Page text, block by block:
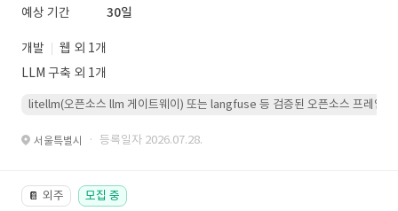
예상 기간
30일
개발
웹 외 1개
LLM 구축 외 1개
litellm(오픈소스 llm 게이트웨이) 또는 langfuse 등 검증된 오픈소스 프레임워
서울특별시 · 등록일자 2026.07.28.
📔 외주 모집 중